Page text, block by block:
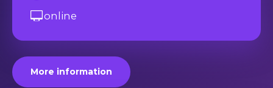
online
More information